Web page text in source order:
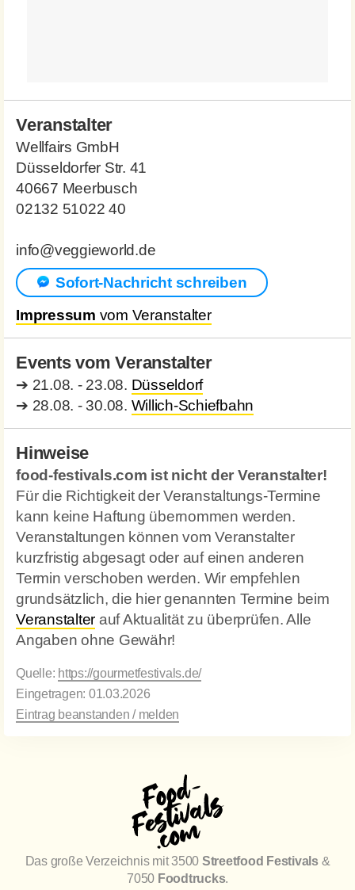
Veranstalter
Wellfairs GmbH
Düsseldorfer Str. 41
40667 Meerbusch
02132 51022 40
info@veggieworld.de
Sofort-Nachricht schreiben
Impressum vom Veranstalter
Events vom Veranstalter
➔ 21.08. - 23.08. Düsseldorf
➔ 28.08. - 30.08. Willich-Schiefbahn
Hinweise
food-festivals.com ist nicht der Veranstalter!
Für die Richtigkeit der Veranstaltungs-Termine
kann keine Haftung übernommen werden.
Veranstaltungen können vom Veranstalter
kurzfristig abgesagt oder auf einen anderen
Termin verschoben werden. Wir empfehlen
grundsätzlich, die hier genannten Termine beim
Veranstalter auf Aktualität zu überprüfen. Alle
Angaben ohne Gewähr!
Quelle: https://gourmetfestivals.de/
Eingetragen: 01.03.2026
Eintrag beanstanden / melden
Das große Verzeichnis mit 3500 Streetfood Festivals&
7050 Foodtrucks.